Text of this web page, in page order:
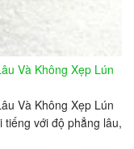
Và Không Xẹp Lún
Và Không Xẹp Lún
với độ phẳng lâu,